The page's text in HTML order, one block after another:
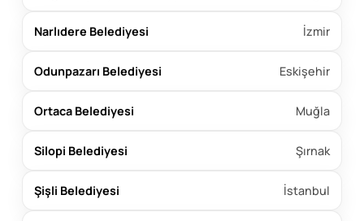
Narlıdere Belediyesi İzmir
Odunpazarı Belediyesi Eskişehir
Ortaca Belediyesi Muğla
Silopi Belediyesi Şırnak
Şişli Belediyesi İstanbul